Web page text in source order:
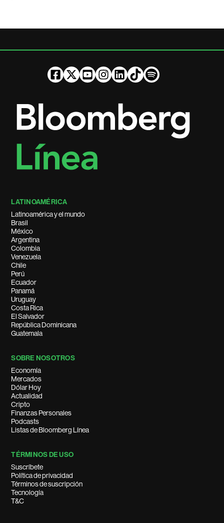
LATINOAMÉRICA
Latinoamérica y el mundo
Brasil
México
Argentina
Colombia
Venezuela
Chile
Perú
Ecuador
Panamá
Uruguay
Costa Rica
El Salvador
República Dominicana
Guatemala
SOBRE NOSOTROS
Economía
Mercados
Dólar Hoy
Actualidad
Cripto
Finanzas Personales
Podcasts
Listas de Bloomberg Línea
TÉRMINOS DE USO
Suscríbete
Política de privacidad
Términos de suscripción
Tecnología
T&C